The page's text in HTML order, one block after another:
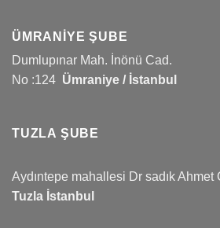
ÜMRANIYE ŞUBE
Dumlupınar Mah. İnönü Cad.
No :124 Ümraniye / İstanbul
TUZLA ŞUBE
Aydıntepe mahallesi Dr sadık Ahmet
Tuzla İstanbul